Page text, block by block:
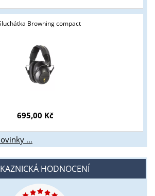
Browning compact
695,00 Kč
...
HODNOCENÍ